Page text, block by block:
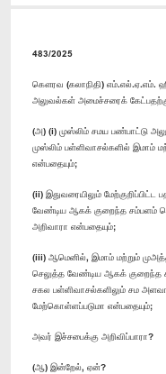
483/2025
கௌரவ (கலாநிதி) எம்.எல்.ஏ.எம்.
அலுவல்கள் அமைச்சரைக்
(அ) (i) முஸ்லிம் சமய பண்பாட்டு
முஸ்லிம் பள்ளிவாசல்களில் இமாம்
என்பதையும்;
(ii) இதுவரையிலும்
வேண்டிய ஆகக் குறைந்த சம்பளம்
அறிவாரா என்பதையும்;
(iii) ஆமெனில், இமாம் மற்றும்
செலுத்த வேண்டிய ஆகக்
சகல பள்ளிவாசல்களிலும் சம
மேற்கொள்ளப்படுமா என்பதையும்;
அவர் இச்சபைக்கு அறிவிப்பாரா?
(ஆ) இன்றேல், ஏன்?